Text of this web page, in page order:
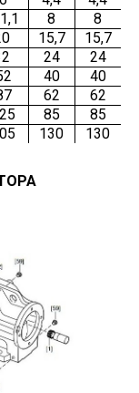
8
8
15,7
15,7
24
24
40
40
62
62
85
85
130 130